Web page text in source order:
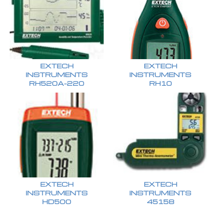
EXTECH
INSTRUMENTS
RH520A-220
EXTECH
INSTRUMENTS
RH10
EXTECH
INSTRUMENTS
HD500
EXTECH
INSTRUMENTS
45158